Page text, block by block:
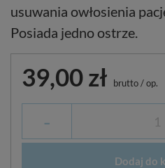
usuwania owłosienia
Posiada jedno ostrze.
39,00 zł brutto/op.
-
Dodaj do